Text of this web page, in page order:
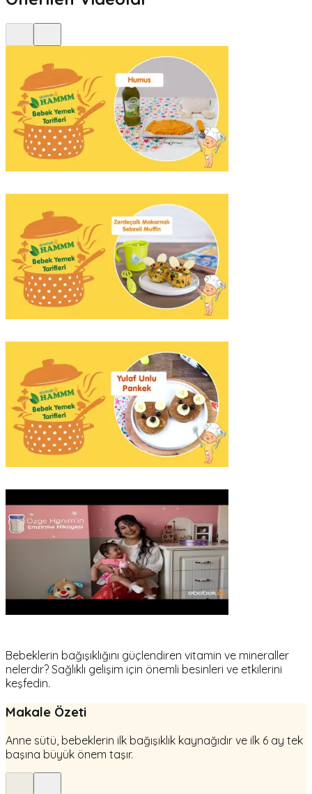
Bebeklerin bağışıklığını güçlendiren vitamin ve mineraller
nelerdir? Sağlıklı gelişim için önemli besinleri ve etkilerini
keşfedin.
Makale Özeti
Anne sütü, bebeklerin ilk bağışıklık kaynağıdır ve ilk 6 ay tek
başına büyük önem taşır.